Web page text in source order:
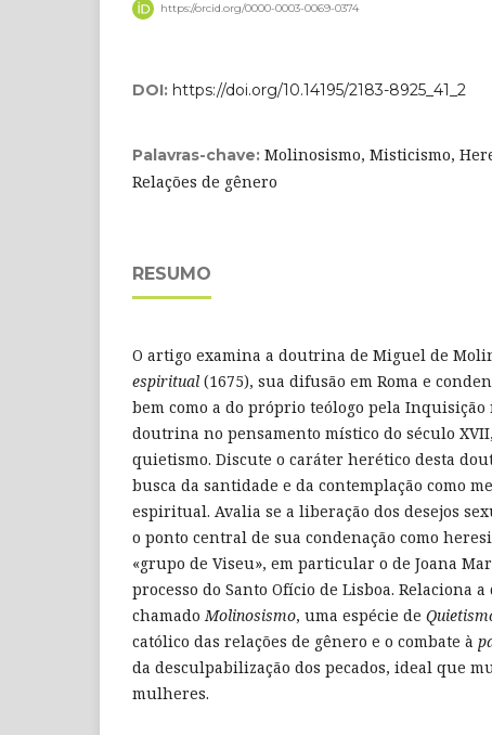
https://orcid.org/0000-0003-0069-0374
DOI: https://doi.org/10.14195/2183-8925_41_2
Palavras-chave: Molinosismo, Misticismo,
Relações de gênero
RESUMO
O artigo examina a doutrina de Miguel de
espiritual (1675), sua difusão em Roma e
bem como a do próprio teólogo pela Inquisição
doutrina no pensamento místico do século
quietismo. Discute o caráter herético desta
busca da santidade e da contemplação como
espiritual. Avalia se a liberação dos desejos
o ponto central de sua condenação como
«grupo de Viseu», em particular o de Joana
processo do Santo Ofício de Lisboa. Relaciona
chamadoMolinosismo, uma espécie de
católico das relações de gênero e o combate à
da desculpabilização dos pecados, ideal que
mulheres.